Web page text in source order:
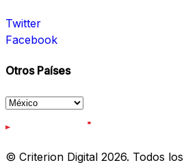
Twitter
Facebook
Otros Países
© Criterion Digital 2026. Todos